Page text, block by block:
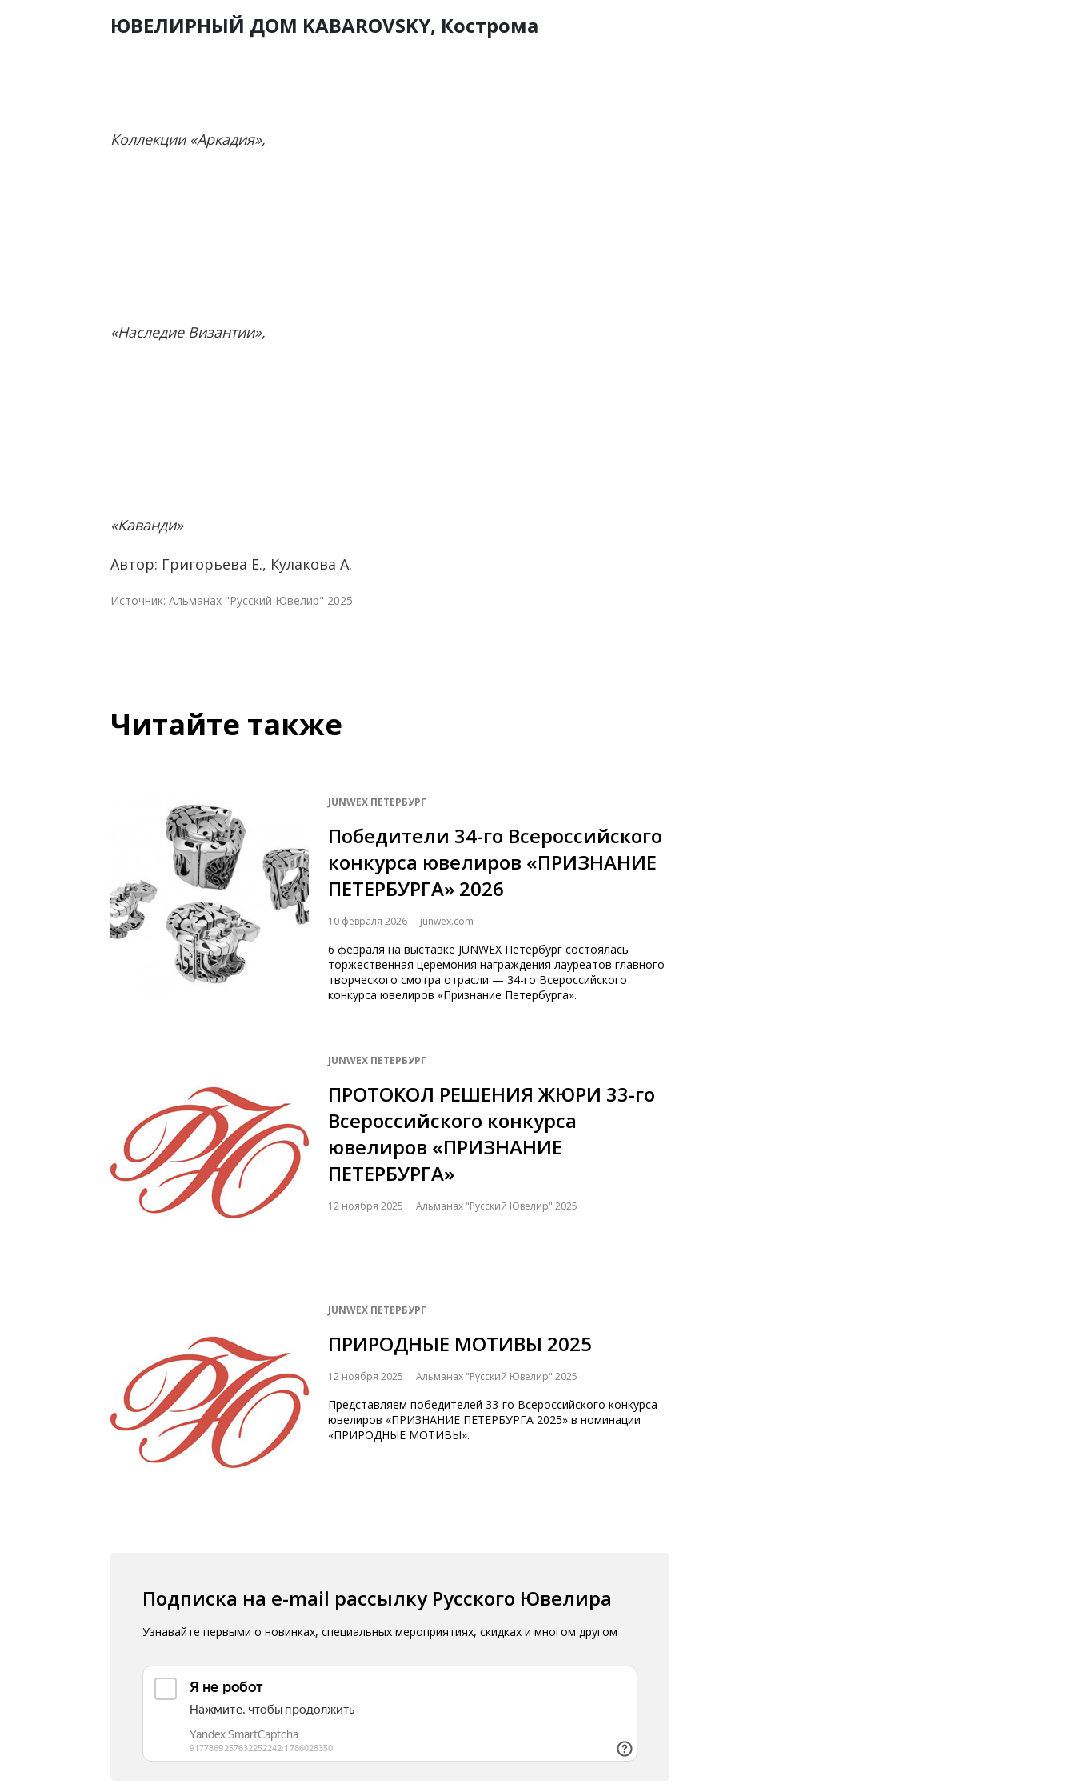
ЮВЕЛИРНЫЙ ДОМ KABAROVSKY, Кострома
Коллекции «Аркадия»,
«Наследие Византии»,
«Каванди»
Автор: Григорьева Е., Кулакова А.
Источник: Альманах "Русский Ювелир" 2025
Читайте также
JUNWEX ПЕТЕРБУРГ
Победители 34-го Всероссийского
конкурса ювелиров «ПРИЗНАНИЕ
ПЕТЕРБУРГА» 2026
10 февраля 2026 junwex.com
6 февраля на выставке JUNWEX Петербург состоялась
торжественная церемония награждения лауреатов главного
творческого смотра отрасли — 34-го Всероссийского
конкурса ювелиров «Признание Петербурга».
JUNWEX ПЕТЕРБУРГ
ПРОТОКОЛ РЕШЕНИЯ ЖЮРИ 33-го
Всероссийского конкурса
ювелиров «ПРИЗНАНИЕ
ПЕТЕРБУРГА»
12 ноября 2025 Альманах "Русский Ювелир" 2025
JUNWEX ПЕТЕРБУРГ
ПРИРОДНЫЕ МОТИВЫ 2025
12 ноября 2025 Альманах "Русский Ювелир" 2025
Представляем победителей 33-го Всероссийского конкурса
ювелиров «ПРИЗНАНИЕ ПЕТЕРБУРГА 2025» в номинации
«ПРИРОДНЫЕ МОТИВЫ».
Подписка на e-mail рассылку Русского Ювелира
Узнавайте первыми о новинках, специальных мероприятиях, скидках и многом другом